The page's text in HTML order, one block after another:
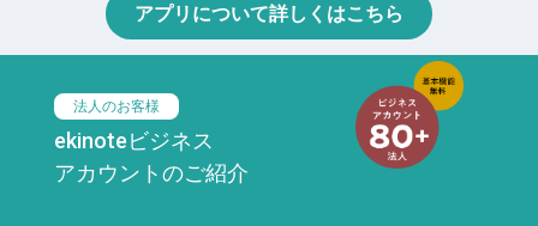
アプリについて詳しくはこちら
法人のお客様
ekinoteビジネス
アカウントのご紹介